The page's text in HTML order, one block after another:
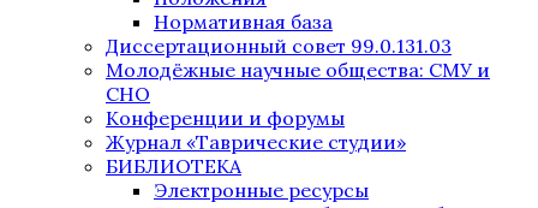
Нормативная база
Диссертационный совет 99.0.131.03
Молодёжные научные общества: СМУ и
СНО
Конференции и форумы
Журнал «Таврические студии»
БИБЛИОТЕКА
Электронные ресурсы